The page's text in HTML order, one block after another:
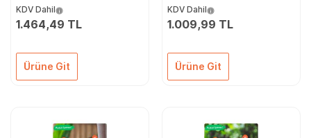
KDV Dahil
1.464,49 TL
Ürüne Git
KDV Dahil
1.009,99 TL
Ürüne Git